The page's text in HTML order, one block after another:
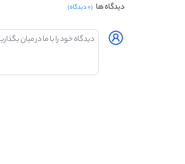
دیدگاه ها (۰ دیدگاه)